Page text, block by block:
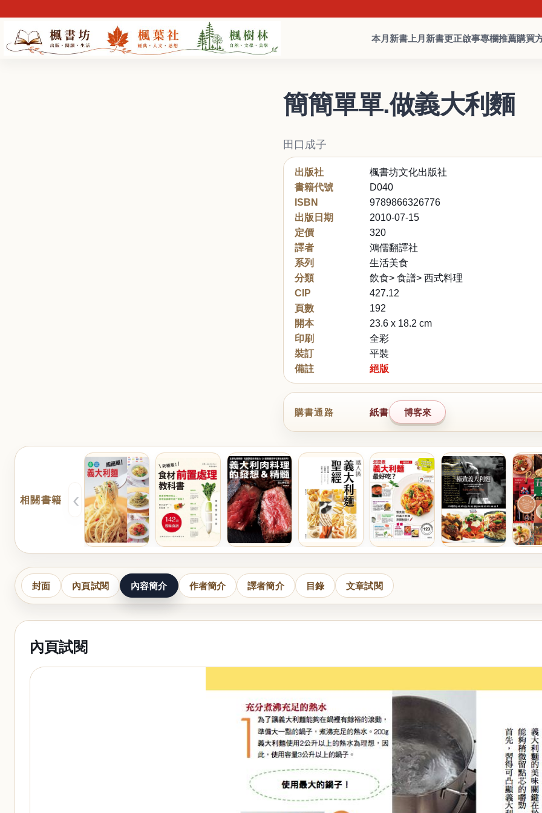
本月新書 上月新書更正啟事專欄推薦購買
簡簡單單.做義大利麵
田口成子
出版社
楓書坊文化出版社
書籍代號
D040
ISBN
9789866326776
出版日期
2010-07-15
定價
320
譯者
鴻儒翻譯社
系列
生活美食
分類
飲食> 食譜> 西式料理
CIP
427.12
頁數
192
開本
23.6 x 18.2 cm
印刷
全彩
裝訂
平裝
備註
絕版
購書通路 紙書 博客來
相關書籍 ‹
封面 內頁試閱 內容簡介 作者簡介 譯者簡介 目錄 文章試閱
內頁試閱